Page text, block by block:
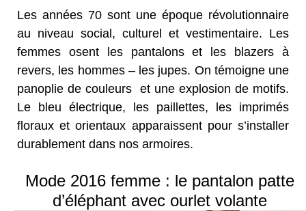
Les années 70 sont une époque révolutionnaire
au niveau social, culturel et vestimentaire. Les
femmes osent les pantalons et les blazers à
revers, les hommes – les jupes. On témoigne une
panoplie de couleurs et une explosion de motifs.
Le bleu électrique, les paillettes, les imprimés
floraux et orientaux apparaissent pour s’installer
durablement dans nos armoires.
Mode 2016 femme : le pantalon patte
d’éléphant avec ourlet volante